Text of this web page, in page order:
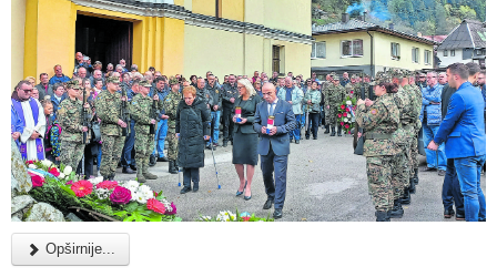
Opširnije...